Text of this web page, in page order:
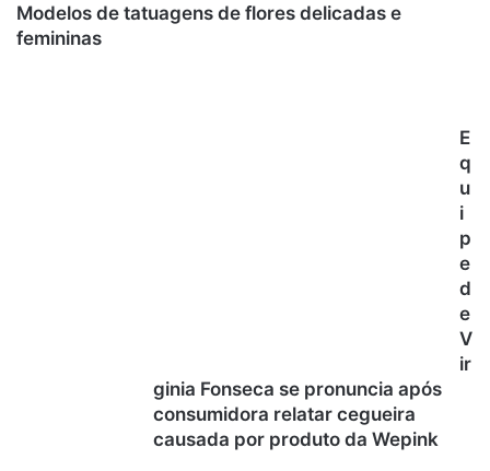
Modelos de tatuagens de flores delicadas e
femininas
E
q
u
i
p
e
d
e
V
ir
ginia Fonseca se pronuncia após
consumidora relatar cegueira
causada por produto da Wepink